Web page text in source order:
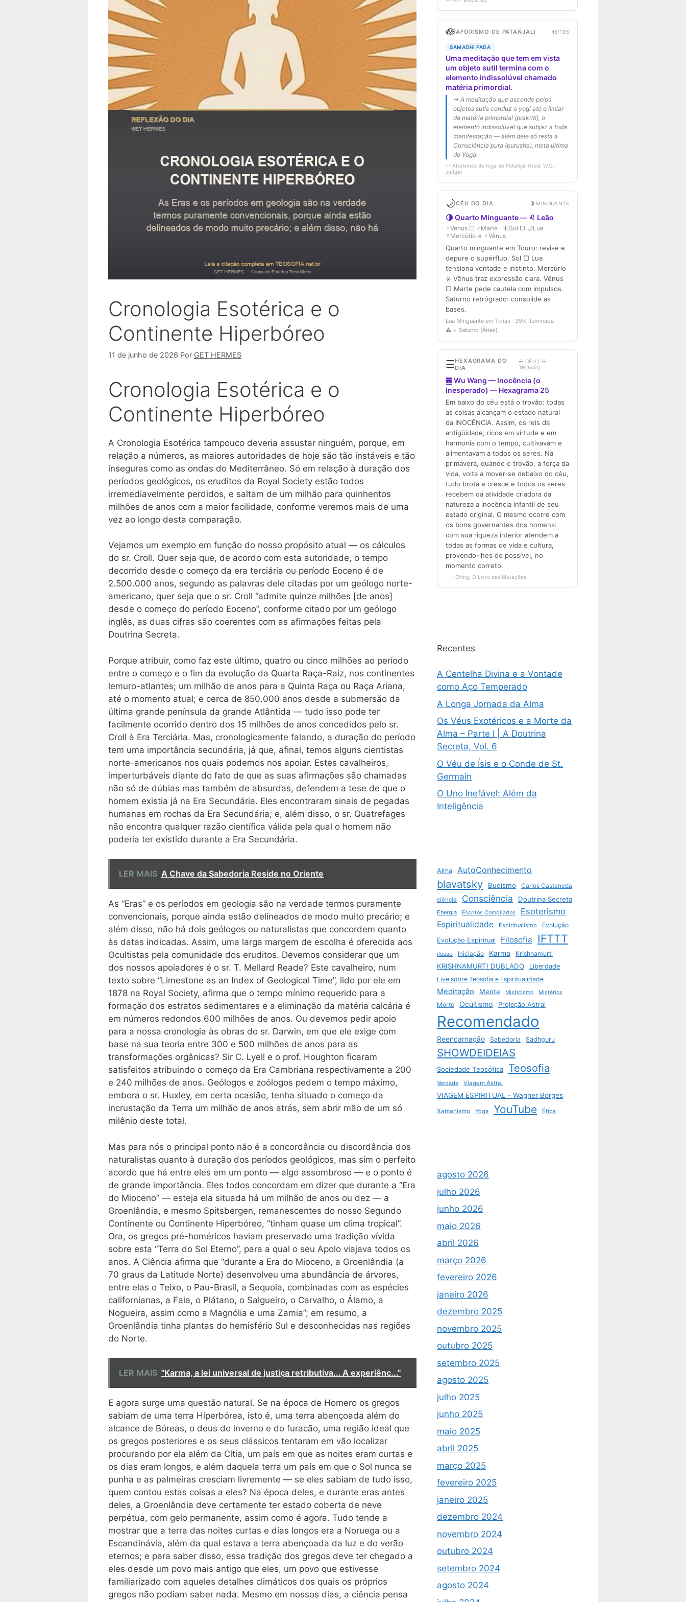
Cronologia Esotérica e o
Continente Hiperbóreo
11 de junho de 2026 Por GET HERMES
Cronologia Esotérica e o
Continente Hiperbóreo
A Cronologia Esotérica tampouco deveria assustar ninguém, porque, em
relação a números, as maiores autoridades de hoje são tão instáveis e tão
inseguras como as ondas do Mediterrâneo. Só em relação à duração dos
períodos geológicos, os eruditos da Royal Society estão todos
irremediavelmente perdidos, e saltam de um milhão para quinhentos
milhões de anos com a maior facilidade, conforme veremos mais de uma
vez ao longo desta comparação.
Vejamos um exemplo em função do nosso propósito atual — os cálculos
do sr. Croll. Quer seja que, de acordo com esta autoridade, o tempo
decorrido desde o começo da era terciária ou período Eoceno é de
2.500.000 anos, segundo as palavras dele citadas por um geólogo norte-
americano, quer seja que o sr. Croll “admite quinze milhões [de anos]
desde o começo do período Eoceno”, conforme citado por um geólogo
inglês, as duas cifras são coerentes com as afirmações feitas pela
Doutrina Secreta.
Porque atribuir, como faz este último, quatro ou cinco milhões ao período
entre o começo e o fim da evolução da Quarta Raça-Raiz, nos continentes
lemuro-atlantes; um milhão de anos para a Quinta Raça ou Raça Ariana,
até o momento atual; e cerca de 850.000 anos desde a submersão da
última grande península da grande Atlântida — tudo isso pode ter
facilmente ocorrido dentro dos 15 milhões de anos concedidos pelo sr.
Croll à Era Terciária. Mas, cronologicamente falando, a duração do período
tem uma importância secundária, já que, afinal, temos alguns cientistas
norte-americanos nos quais podemos nos apoiar. Estes cavalheiros,
imperturbáveis diante do fato de que as suas afirmações são chamadas
não só de dúbias mas também de absurdas, defendem a tese de que o
homem existia já na Era Secundária. Eles encontraram sinais de pegadas
humanas em rochas da Era Secundária; e, além disso, o sr. Quatrefages
não encontra qualquer razão científica válida pela qual o homem não
poderia ter existido durante a Era Secundária.
LER MAIS A Chave da Sabedoria Reside no Oriente
As “Eras” e os períodos em geologia são na verdade termos puramente
convencionais, porque ainda estão delineados de modo muito precário; e
além disso, não há dois geólogos ou naturalistas que concordem quanto
às datas indicadas. Assim, uma larga margem de escolha é oferecida aos
Ocultistas pela comunidade dos eruditos. Devemos considerar que um
dos nossos apoiadores é o sr. T. Mellard Reade? Este cavalheiro, num
texto sobre “Limestone as an Index of Geological Time”, lido por ele em
1878 na Royal Society, afirma que o tempo mínimo requerido para a
formação dos estratos sedimentares e a eliminação da matéria calcária é
em números redondos 600 milhões de anos. Ou devemos pedir apoio
para a nossa cronologia às obras do sr. Darwin, em que ele exige com
base na sua teoria entre 300 e 500 milhões de anos para as
transformações orgânicas? Sir C. Lyell e o prof. Houghton ficaram
satisfeitos atribuindo o começo da Era Cambriana respectivamente a 200
e 240 milhões de anos. Geólogos e zoólogos pedem o tempo máximo,
embora o sr. Huxley, em certa ocasião, tenha situado o começo da
incrustação da Terra um milhão de anos atrás, sem abrir mão de um só
milênio deste total.
Mas para nós o principal ponto não é a concordância ou discordância dos
naturalistas quanto à duração dos períodos geológicos, mas sim o perfeito
acordo que há entre eles em um ponto — algo assombroso — e o ponto é
de grande importância. Eles todos concordam em dizer que durante a “Era
do Mioceno” — esteja ela situada há um milhão de anos ou dez — a
Groenlândia, e mesmo Spitsbergen, remanescentes do nosso Segundo
Continente ou Continente Hiperbóreo, “tinham quase um clima tropical”.
Ora, os gregos pré-homéricos haviam preservado uma tradição vívida
sobre esta “Terra do Sol Eterno”, para a qual o seu Apolo viajava todos os
anos. A Ciência afirma que “durante a Era do Mioceno, a Groenlândia (a
70 graus da Latitude Norte) desenvolveu uma abundância de árvores,
entre elas o Teixo, o Pau-Brasil, a Sequoia, combinadas com as espécies
californianas, a Faia, o Plátano, o Salgueiro, o Carvalho, o Álamo, a
Nogueira, assim como a Magnólia e uma Zamia”; em resumo, a
Groenlândia tinha plantas do hemisfério Sul e desconhecidas nas regiões
do Norte.
LER MAIS "Karma, a lei universal de justiça retributiva... A experiênc..."
E agora surge uma questão natural. Se na época de Homero os gregos
sabiam de uma terra Hiperbórea, isto é, uma terra abençoada além do
alcance de Bóreas, o deus do inverno e do furacão, uma região ideal que
os gregos posteriores e os seus clássicos tentaram em vão localizar
procurando por ela além da Cítia, um país em que as noites eram curtas e
os dias eram longos, e além daquela terra um país em que o Sol nunca se
punha e as palmeiras cresciam livremente — se eles sabiam de tudo isso,
quem contou estas coisas a eles? Na época deles, e durante eras antes
deles, a Groenlândia deve certamente ter estado coberta de neve
perpétua, com gelo permanente, assim como é agora. Tudo tende a
mostrar que a terra das noites curtas e dias longos era a Noruega ou a
Escandinávia, além da qual estava a terra abençoada da luz e do verão
eternos; e para saber disso, essa tradição dos gregos deve ter chegado a
eles desde um povo mais antigo que eles, um povo que estivesse
familiarizado com aqueles detalhes climáticos dos quais os próprios
gregos não podiam saber nada. Mesmo em nossos dias, a ciência pensa
Recentes
A Centelha Divina e a Vontade
como Aço Temperado
A Longa Jornada da Alma
Os Véus Exotéricos e a Morte da
Alma – Parte I | A Doutrina
Secreta, Vol. 6
O Véu de Ísis e o Conde de St.
Germain
O Uno Inefável: Além da
Inteligência
Alma AutoConhecimento
blavatsky Budismo
Carlos Castaneda
ciência
Consciência Doutrina Secreta
Energia Escritos Compilados Esoterismo
Espiritualidade Espiritualismo
Evolução
Evolução Espiritual
Filosofia IFTTT
ilusão Iniciação Karma Krishnamurti
KRISHNAMURTI DUBLADO
Liberdade
Live sobre Teosofia e Espiritualidade
Meditação Mente Misticismo Mistérios
Morte Ocultismo Projeção Astral
Recomendado
Reencarnação Sabedoria Sadhguru
SHOWDEIDEIAS
Sociedade Teosófica Teosofia
Verdade Viagem Astral
VIAGEM ESPIRITUAL - Wagner Borges
Xamanismo Yoga YouTube Ética
agosto 2026
julho 2026
junho 2026
maio 2026
abril 2026
março 2026
fevereiro 2026
janeiro 2026
dezembro 2025
novembro 2025
outubro 2025
setembro 2025
agosto 2025
julho 2025
junho 2025
maio 2025
abril 2025
março 2025
fevereiro 2025
janeiro 2025
dezembro 2024
novembro 2024
outubro 2024
setembro 2024
agosto 2024